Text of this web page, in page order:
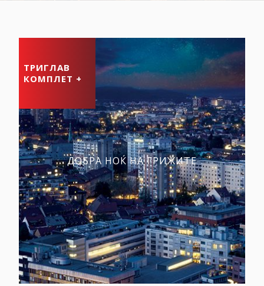
ТРИГЛАВ
КОМПЛЕТ +
ДОБРА НОЌ НА ГРИЖИТЕ